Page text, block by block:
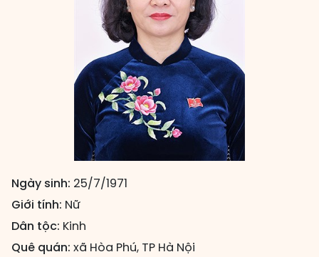
Ngày sinh: 25/7/1971
Giới tính: Nữ
Dân tộc: Kinh
Quê quán: xã Hòa Phú, TP Hà Nội